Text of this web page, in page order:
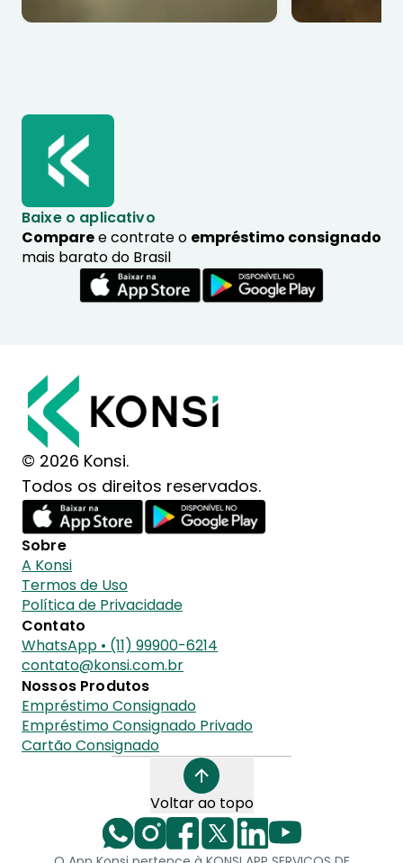
Baixe o aplicativo
Comparee contrate o empréstimo consignado
mais barato do Brasil
© 2026 Konsi.
Todos os direitos reservados.
Sobre
A Konsi
Termos de Uso
Política de Privacidade
Contato
WhatsApp • (11) 99900-6214
contato@konsi.com.br
Nossos Produtos
Empréstimo Consignado
Empréstimo Consignado Privado
Cartão Consignado
Voltar ao topo